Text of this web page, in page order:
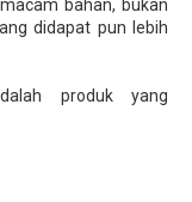
bahan, bukan
didapat pun lebih
produk yang